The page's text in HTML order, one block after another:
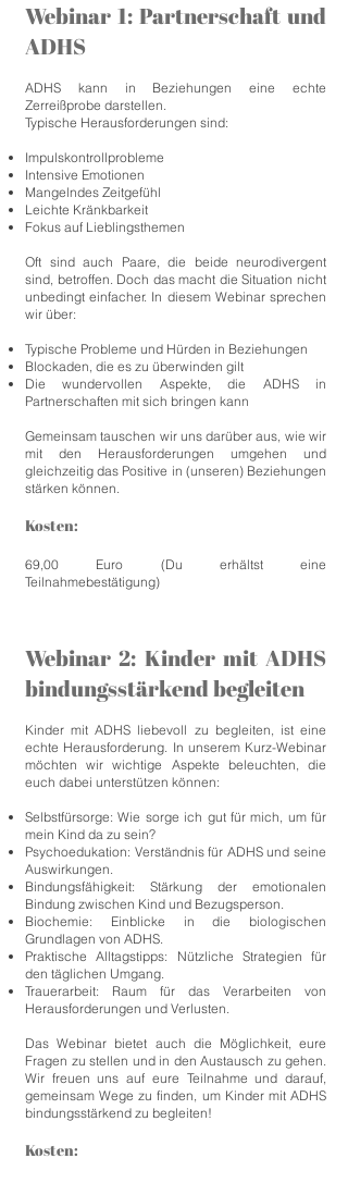
Webinar 1: Partnerschaft und
ADHS
ADHS kann in Beziehungen eine echte
Zerreißprobe darstellen.
Typische Herausforderungen sind:
Impulskontrollprobleme
Intensive Emotionen
Mangelndes Zeitgefühl
Leichte Kränkbarkeit
Fokus auf Lieblingsthemen
Oft sind auch Paare, die beide neurodivergent
sind, betroffen. Doch das macht die Situation nicht
unbedingt einfacher. In diesem Webinar sprechen
wir über:
Typische Probleme und Hürden in Beziehungen
Blockaden, die es zu überwinden gilt
Die wundervollen Aspekte, die ADHS in
Partnerschaften mit sich bringen kann
Gemeinsam tauschen wir uns darüber aus, wie wir
mit den Herausforderungen umgehen und
gleichzeitig das Positive in (unseren) Beziehungen
stärken können.
Kosten:
69,00 Euro (Du erhältst eine
Teilnahmebestätigung)
Webinar 2: Kinder mit ADHS
bindungsstärkend begleiten
Kinder mit ADHS liebevoll zu begleiten, ist eine
echte Herausforderung. In unserem Kurz-Webinar
möchten wir wichtige Aspekte beleuchten, die
euch dabei unterstützen können:
Selbstfürsorge: Wie sorge ich gut für mich, um für
mein Kind da zu sein?
Psychoedukation: Verständnis für ADHS und seine
Auswirkungen.
Bindungsfähigkeit: Stärkung der emotionalen
Bindung zwischen Kind und Bezugsperson.
Biochemie: Einblicke in die biologischen
Grundlagen von ADHS.
Praktische Alltagstipps: Nützliche Strategien für
den täglichen Umgang.
Trauerarbeit: Raum für das Verarbeiten von
Herausforderungen und Verlusten.
Das Webinar bietet auch die Möglichkeit, eure
Fragen zu stellen und in den Austausch zu gehen.
Wir freuen uns auf eure Teilnahme und darauf,
gemeinsam Wege zu finden, um Kinder mit ADHS
bindungsstärkend zu begleiten!
Kosten: